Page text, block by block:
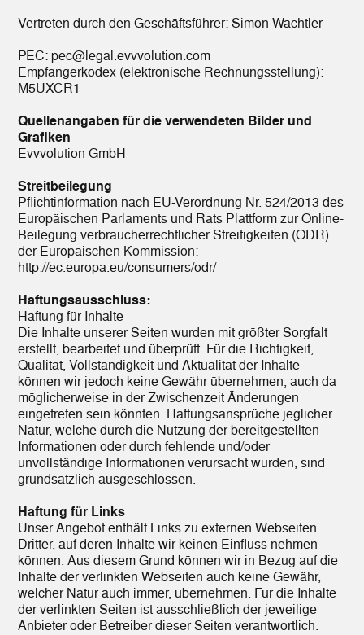
Vertreten durch den Geschäftsführer: Simon Wachtler
PEC:pec@legal.evvvolution.com
Empfängerkodex (elektronische Rechnungsstellung):
M5UXCR1
Quellenangaben für die verwendeten Bilder und
Grafiken
Evvvolution GmbH
Streitbeilegung
Pflichtinformation nach EU-Verordnung Nr. 524/2013 des
Europäischen Parlaments und Rats Plattform zur Online-
Beilegung verbraucherrechtlicher Streitigkeiten (ODR)
der Europäischen Kommission:
http://ec.europa.eu/consumers/odr/
Haftungsausschluss:
Haftung für Inhalte
Die Inhalte unserer Seiten wurden mit größter Sorgfalt
erstellt, bearbeitet und überprüft. Für die Richtigkeit,
Qualität, Vollständigkeit und Aktualität der Inhalte
können wir jedoch keine Gewähr übernehmen, auch da
möglicherweise in der Zwischenzeit Änderungen
eingetreten sein könnten. Haftungsansprüche jeglicher
Natur, welche durch die Nutzung der bereitgestellten
Informationen oder durch fehlende und/oder
unvollständige Informationen verursacht wurden, sind
grundsätzlich ausgeschlossen.
Haftung für Links
Unser Angebot enthält Links zu externen Webseiten
Dritter, auf deren Inhalte wir keinen Einfluss nehmen
können. Aus diesem Grund können wir in Bezug auf die
Inhalte der verlinkten Webseiten auch keine Gewähr,
welcher Natur auch immer, übernehmen. Für die Inhalte
der verlinkten Seiten ist ausschließlich der jeweilige
Anbieter oder Betreiber dieser Seiten verantwortlich.